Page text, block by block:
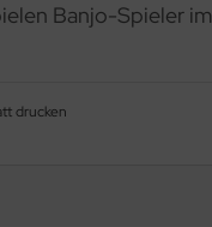
Banjo-Spieler
drucken